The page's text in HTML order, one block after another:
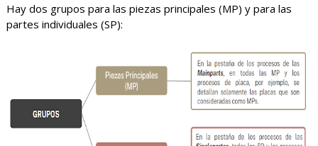
Hay dos grupos para las piezas principales (MP) y para las
partes individuales (SP):